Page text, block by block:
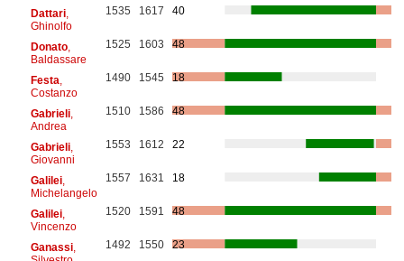
Dattari,
Ghinolfo
1535 1617 40
Donato,
Baldassare
1525 1603 48
Festa
Costanzo
1490 1545 18
Gabrieli,
Andrea
1510 1586 48
Gabrieli,
Giovanni
1553 1612 22
Galilei,
Michelangelo
1557 1631 18
Galilei,
Vincenzo
1520 1591 48
Ganassi,
1492 1550 23